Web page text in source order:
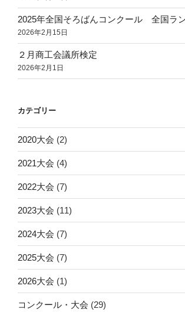
2025年全国そろばんコンクール 全国ラ
2026年2月15日
２月商工会議所検定
2026年2月1日
カテゴリー
2020大会 (2)
2021大会 (4)
2022大会 (7)
2023大会 (11)
2024大会 (7)
2025大会 (7)
2026大会 (1)
コンクール・大会 (29)